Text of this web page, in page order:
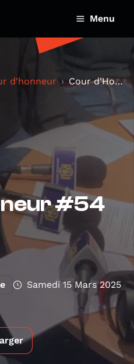
Menu
d'honneur Cour d'Honneur #54
#54
Samedi 15 Mars 2025